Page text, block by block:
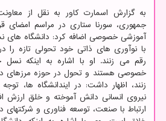
به گزارش اسمارت کاور به نقل از
جمهوری، سورنا ستاری در مراسم امضای
آموزشی خصوصی اضافه کرد: دانشگاه
با نوآوری های ذاتی خود تحولی تازه را
رقم می زنند. او با اشاره به اینکه نسل
خصوصی هستند و تحول در حوزه مرزهای
زنند، اظهار داشت: در ایندانشگاه ها،
نیروی انسانی دانش آموخته و خلق ارزش
ارتباط با صنعت، توسعه فناوری و شرکتهای